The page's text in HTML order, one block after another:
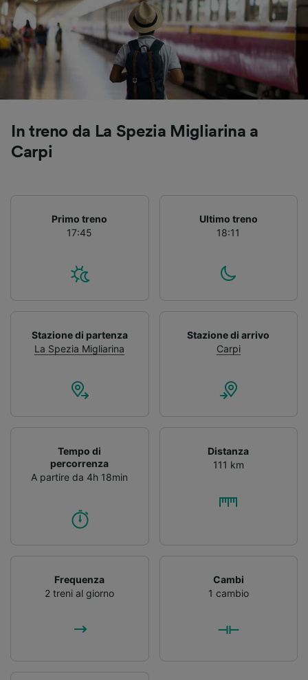
In treno da La Spezia Migliarina a
Carpi
Primo treno
17:45
Ultimo treno
18:11
Stazione di partenza
La Spezia Migliarina
Stazione di arrivo
Carpi
Tempo di
percorrenza
A partire da 4h 18min
Distanza
111 km
Frequenza
2 treni al giorno
Cambi
1 cambio
Utilizzare dati di geolocalizzazione precisi.
Scansione attiva delle caratteristiche del
dispositivo ai fini dell’identificazione.
Archiviare informazioni su dispositivo e/o
accedervi. Pubblicità e contenuti
personalizzati, misurazione delle prestazioni
dei contenuti e degli annunci, ricerche sul
Elenco dei partner (fornitori)